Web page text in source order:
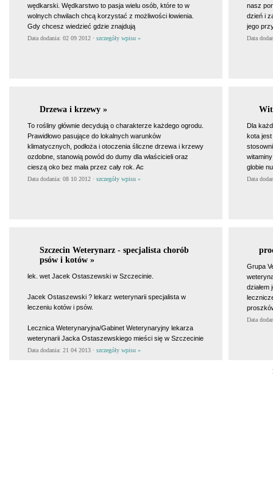
wędkarski. Wędkarstwo to pasja wielu osób, które to w
wolnych chwilach chcą korzystać z możliwości łowienia.
Gdy chcesz wiedzieć gdzie znajdują
Data dodania: 02 09 2012 · szczegóły wpisu »
nasz
dzień i
jego
Data
Drzewa i krzewy »
To rośliny głównie decydują o charakterze każdego ogrodu.
Prawidłowo pasujące do lokalnych warunków
klimatycznych, podłoża i otoczenia śliczne drzewa i krzewy
ozdobne, stanowią powód do dumy dla właścicieli oraz
cieszą oko bez mała przez cały rok. Ac
Data dodania: 08 10 2012 · szczegóły wpisu »
Dla
kota
globie
Data
Szczecin Weterynarz - specjalista chorób
psów i kotów »
lek. wet Jacek Ostaszewski w Szczecinie.
Jacek Ostaszewski ? lekarz weterynarii specjalista w
leczeniu kotów i psów.
Lecznica Weterynaryjna/Gabinet Weterynaryjny lekarza
weterynarii Jacka Ostaszewskiego mieści się w Szczecinie
Data dodania: 21 04 2013 · szczegóły wpisu »
Grupa
Data